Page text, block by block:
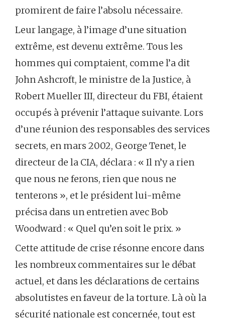
promirent de faire l’absolu nécessaire.
Leur langage, à l’image d’une situation
extrême, est devenu extrême. Tous les
hommes qui comptaient, comme l’a dit
John Ashcroft, le ministre de la Justice, à
Robert Mueller III, directeur du FBI, étaient
occupés à prévenir l’attaque suivante. Lors
d’une réunion des responsables des services
secrets, en mars 2002, George Tenet, le
directeur de la CIA, déclara : « Il n’y a rien
que nous ne ferons, rien que nous ne
tenterons », et le président lui-même
précisa dans un entretien avec Bob
Woodward : « Quel qu’en soit le prix. »
Cette attitude de crise résonne encore dans
les nombreux commentaires sur le débat
actuel, et dans les déclarations de certains
absolutistes en faveur de la torture. Là où la
sécurité nationale est concernée, tout est